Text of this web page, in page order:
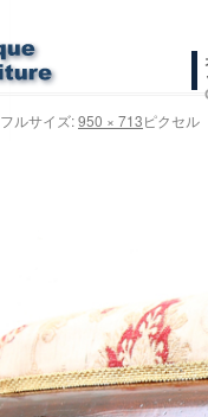
テ
ス
キ
ッ
フルサイズ:950 × 713ピクセル